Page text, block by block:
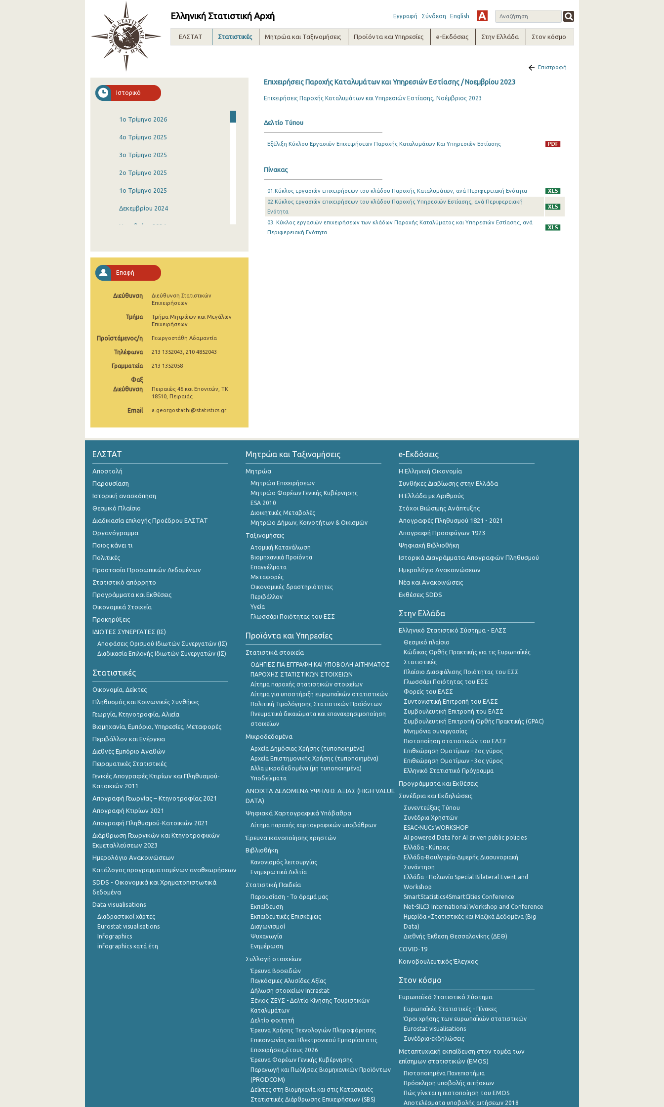
Ελληνική Στατιστική Αρχή Εγγραφή Σύνδεση English
ΕΛΣΤΑΤ Στατιστικές Μητρώα και Ταξινομήσεις Προϊόντα και Υπηρεσίες e-Εκδόσεις Στην Ελλάδα Στον κόσμο
Ιστορικό
1o Τρίμηνο 2026
4o Τρίμηνο 2025
3o Τρίμηνο 2025
2o Τρίμηνο 2025
1o Τρίμηνο 2025
Δεκεμβρίου 2024
Νοεμβρίου 2024
Αυγούστου 2024
Ιουλίου 2024
Ιουνίου 2024
Απριλίου 2024
Μαρτίου 2024
Φεβρουαρίου 2024
Νοεμβρίου 2023
Οκτωβρίου 2023
Σεπτεμβρίου 2023
Ιουλίου 2023
Ιουνίου 2023
Απριλίου 2023
Φεβρουαρίου 2023
Ιανουαρίου 2023
Δεκεμβρίου 2022
Νοεμβρίου 2022
Οκτωβρίου 2022
Σεπτεμβρίου 2022
Αυγούστου 2022
Ιουλίου 2022
Ιουνίου 2022
Μαΐου 2022
Απριλίου 2022
Μαρτίου 2022
Φεβρουαρίου 2022
Ιανουαρίου 2022
Νοεμβρίου 2021
Σεπτεμβρίου 2021
Αυγούστου 2021
Ιουλίου 2021
Ιουνίου 2021
Επαφή
Διεύθυνση
Διεύθυνση Στατιστικών
Επιχειρήσεων
Τμήμα
Τμήμα Μητρώων και Μεγάλων
Επιχειρήσεων
Προϊστάμενος/η Γεωργοστάθη Αδαμαντία
Τηλέφωνα 213 1352043, 210 4852043
Γραμματεία 213 1352058
Φαξ
Διεύθυνση
Πειραιώς 46 και Επονιτών, ΤΚ
18510, Πειραιάς
Email a.georgostathi@statistics.gr
Επιστροφή
Επιχειρήσεις Παροχής Καταλυμάτων και Υπηρεσιών Εστίασης / Νοεμβρίου 2023
Επιχειρήσεις Παροχής Καταλυμάτων και Υπηρεσιών Εστίασης, Νοέμβριος 2023
Δελτίο Τύπου
Εξέλιξη Κύκλου Εργασιών Επιχειρήσεων Παροχής Καταλυμάτων Και Υπηρεσιών Εστίασης
Πίνακας
01.Κύκλος εργασιών επιχειρήσεων του κλάδου Παροχής Καταλυμάτων, ανά Περιφερειακή Ενότητα
02.Κύκλος εργασιών επιχειρήσεων του κλάδου Παροχής Υπηρεσιών Εστίασης, ανά Περιφερειακή
Ενότητα
03. Κύκλος εργασιών επιχειρήσεων των κλάδων Παροχής Καταλύματος και Υπηρεσιών Εστίασης, ανά
Περιφερειακή Ενότητα
ΕΛΣΤΑΤ
Αποστολή
Παρουσίαση
Ιστορική ανασκόπηση
Θεσμικό Πλαίσιο
Διαδικασία επιλογής Προέδρου ΕΛΣΤΑΤ
Οργανόγραμμα
Ποιος κάνει τι
Πολιτικές
Προστασία Προσωπικών Δεδομένων
Στατιστικό απόρρητο
Προγράμματα και Εκθέσεις
Οικονομικά Στοιχεία
Προκηρύξεις
ΙΔΙΩΤΕΣ ΣΥΝΕΡΓΑΤΕΣ (ΙΣ)
Αποφάσεις Ορισμού Ιδιωτών Συνεργατών (ΙΣ)
Διαδικασία Επιλογής Ιδιωτών Συνεργατών (ΙΣ)
Στατιστικές
Οικονομία, Δείκτες
Πληθυσμός και Κοινωνικές Συνθήκες
Γεωργία, Κτηνοτροφία, Αλιεία
Βιομηχανία, Εμπόριο, Υπηρεσίες, Μεταφορές
Περιβάλλον και Ενέργεια
Διεθνές Εμπόριο Αγαθών
Πειραματικές Στατιστικές
Γενικές Απογραφές Κτιρίων και Πληθυσμού-
Κατοικιών 2011
Απογραφή Γεωργίας – Κτηνοτροφίας 2021
Απογραφή Κτιρίων 2021
Απογραφή Πληθυσμού-Κατοικιών 2021
Διάρθρωση Γεωργικών και Κτηνοτροφικών
Εκμεταλλεύσεων 2023
Ημερολόγιο Ανακοινώσεων
Κατάλογος προγραμματισμένων αναθεωρήσεων
SDDS - Οικονομικά και Χρηματοπιστωτικά
δεδομένα
Data visualisations
Διαδραστικοί χάρτες
Eurostat visualisations
Infographics
infographics κατά έτη
Μητρώα και Ταξινομήσεις
Μητρώα
Μητρώα Επιχειρήσεων
Μητρώο Φορέων Γενικής Κυβέρνησης
ESA 2010
Διοικητικές Μεταβολές
Μητρώο Δήμων, Κοινοτήτων & Οικισμών
Ταξινομήσεις
Ατομική Κατανάλωση
Βιομηχανικά Προϊόντα
Επαγγέλματα
Μεταφορές
Οικονομικές δραστηριότητες
Περιβάλλον
Υγεία
Γλωσσάρι Ποιότητας του ΕΣΣ
Προϊόντα και Υπηρεσίες
Στατιστικά στοιχεία
ΟΔΗΓΙΕΣ ΓΙΑ ΕΓΓΡΑΦΗ ΚΑΙ ΥΠΟΒΟΛΗ ΑΙΤΗΜΑΤΟΣ
ΠΑΡΟΧΗΣ ΣΤΑΤΙΣΤΙΚΩΝ ΣΤΟΙΧΕΙΩΝ
Αίτημα παροχής στατιστικών στοιχείων
Αίτημα για υποστήριξη ευρωπαϊκών στατιστικών
Πολιτική Τιμολόγησης Στατιστικών Προϊόντων
Πνευματικά δικαιώματα και επαναχρησιμοποίηση
στοιχείων
Μικροδεδομένα
Αρχεία Δημόσιας Χρήσης (τυποποιημένα)
Αρχεία Επιστημονικής Χρήσης (τυποποιημένα)
Άλλα μικροδεδομένα (μη τυποποιημένα)
Υποδείγματα
ANOIXTA ΔΕΔΟΜΕΝΑ ΥΨΗΛΗΣ ΑΞΙΑΣ (HIGH VALUE
DATA)
Ψηφιακά Χαρτογραφικά Υπόβαθρα
Αίτημα παροχής χαρτογραφικών υποβάθρων
Έρευνα ικανοποίησης χρηστών
Βιβλιοθήκη
Κανονισμός λειτουργίας
Ενημερωτικά Δελτία
Στατιστική Παιδεία
Παρουσίαση - Το όραμά μας
Εκπαίδευση
Εκπαιδευτικές Επισκέψεις
Διαγωνισμοί
Ψυχαγωγία
Ενημέρωση
Συλλογή στοιχείων
Έρευνα Βοοειδών
Παγκόσμιες Αλυσίδες Αξίας
Δήλωση στοιχείων Intrastat
Ξένιος ΖΕΥΣ - Δελτίο Κίνησης Τουριστικών
Καταλυμάτων
Δελτίο φοιτητή
Έρευνα Χρήσης Τεχνολογιών Πληροφόρησης
Επικοινωνίας και Ηλεκτρονικού Εμπορίου στις
Επιχειρήσεις,έτους 2026
Έρευνα Φορέων Γενικής Κυβέρνησης
Παραγωγή και Πωλήσεις Βιομηχανικών Προϊόντων
(PRODCOM)
Δείκτες στη Βιομηχανία και στις Κατασκευές
Στατιστικές Διάρθρωσης Επιχειρήσεων (SBS)
e-Εκδόσεις
Η Ελληνική Οικονομία
Συνθήκες Διαβίωσης στην Ελλάδα
Η Ελλάδα με Αριθμούς
Στόχοι Βιώσιμης Ανάπτυξης
Απογραφές Πληθυσμού 1821 - 2021
Απογραφή Προσφύγων 1923
Ψηφιακή Βιβλιοθήκη
Ιστορικά Διαγράμματα Απογραφών Πληθυσμού
Ημερολόγιο Ανακοινώσεων
Νέα και Ανακοινώσεις
Εκθέσεις SDDS
Στην Ελλάδα
Ελληνικό Στατιστικό Σύστημα - ΕΛΣΣ
Θεσμικό πλαίσιο
Κώδικας Ορθής Πρακτικής για τις Ευρωπαϊκές
Στατιστικές
Πλαίσιο Διασφάλισης Ποιότητας του ΕΣΣ
Γλωσσάρι Ποιότητας του ΕΣΣ
Φορείς του ΕΛΣΣ
Συντονιστική Επιτροπή του ΕΛΣΣ
Συμβουλευτική Επιτροπή του ΕΛΣΣ
Συμβουλευτική Επιτροπή Ορθής Πρακτικής (GPAC)
Μνημόνια συνεργασίας
Πιστοποίηση στατιστικών του ΕΛΣΣ
Επιθεώρηση Ομοτίμων - 2ος γύρος
Επιθεώρηση Ομοτίμων - 3ος γύρος
Ελληνικό Στατιστικό Πρόγραμμα
Προγράμματα και Εκθέσεις
Συνέδρια και Εκδηλώσεις
Συνεντεύξεις Τύπου
Συνέδρια Χρηστών
ESAC-NUCs WORKSHOP
AI powered Data for AI driven public policies
Ελλάδα - Κύπρος
Ελλάδα-Βουλγαρία-Διμερής Διασυνοριακή
Συνάντηση
Ελλάδα - Πολωνία Special Bilateral Event and
Workshop
SmartStatistics4SmartCities Conference
Net-SILC3 International Workshop and Conference
Ημερίδα «Στατιστικές και Μαζικά Δεδομένα (Big
Data)
Διεθνής Έκθεση Θεσσαλονίκης (ΔΕΘ)
COVID-19
Κοινοβουλευτικός Έλεγχος
Στον κόσμο
Ευρωπαϊκό Στατιστικό Σύστημα
Ευρωπαϊκές Στατιστικές - Πίνακες
Όροι χρήσης των ευρωπαΪκών στατιστικών
Eurostat visualisations
Συνέδρια-εκδηλώσεις
Μεταπτυχιακή εκπαίδευση στον τομέα των
επίσημων στατιστικών (EMOS)
Πιστοποιημένα Πανεπιστήμια
Πρόσκληση υποβολής αιτήσεων
Πώς γίνεται η πιστοποίηση του EMOS
Αποτελέσματα υποβολής αιτήσεων 2018